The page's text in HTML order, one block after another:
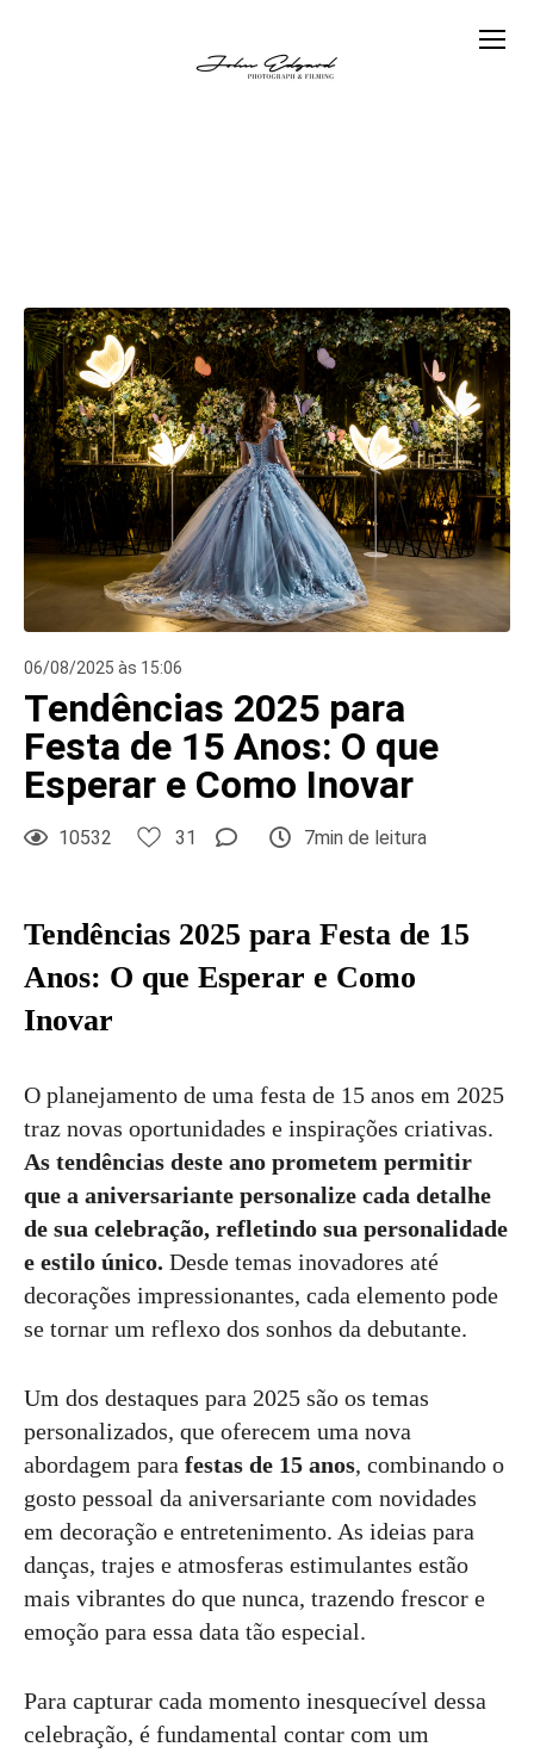
06/08/2025 às 15:06
Tendências 2025 para
Festa de 15 Anos: O que
Esperar e Como Inovar
10532 31 7min de leitura
Tendências 2025 para Festa de 15
Anos: O que Esperar e Como
Inovar
O planejamento de uma festa de 15 anos em 2025
traz novas oportunidades e inspirações criativas.
As tendências deste ano prometem permitir
que a aniversariante personalize cada detalhe
de sua celebração, refletindo sua personalidade
e estilo único. Desde temas inovadores até
decorações impressionantes, cada elemento pode
se tornar um reflexo dos sonhos da debutante.
Um dos destaques para 2025 são os temas
personalizados, que oferecem uma nova
abordagem para festas de 15 anos, combinando o
gosto pessoal da aniversariante com novidades
em decoração e entretenimento. As ideias para
danças, trajes e atmosferas estimulantes estão
mais vibrantes do que nunca, trazendo frescor e
emoção para essa data tão especial.
Para capturar cada momento inesquecível dessa
celebração, é fundamental contar com um